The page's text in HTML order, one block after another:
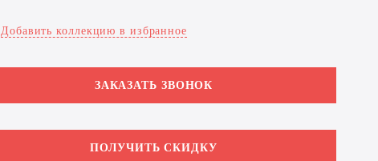
Добавить коллекцию в избранное
ЗАКАЗАТЬ ЗВОНОК
ПОЛУЧИТЬ СКИДКУ